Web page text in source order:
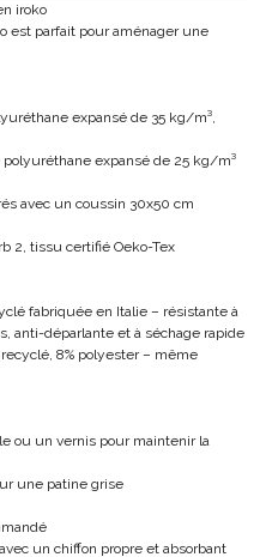
iroko
est parfait pour aménager une
expansé de 35 kg/m³,
expansé de 25 kg/m³
avec un coussin 30x50 cm
2, tissu certifié Oeko-Tex
fabriquée en Italie – résistante à
anti-déparlante et à séchage rapide
8% polyester – même
ou un vernis pour maintenir la
une patine grise
un chiffon propre et absorbant